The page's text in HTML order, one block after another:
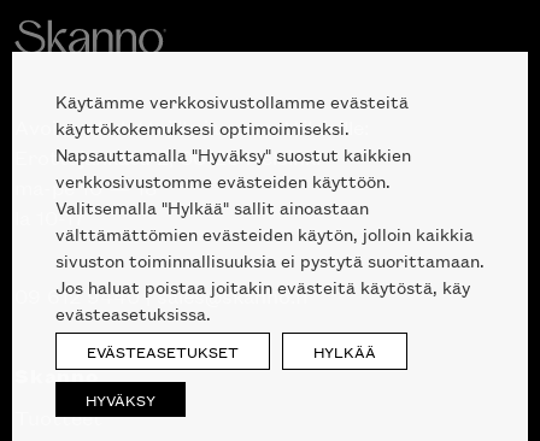
Avoinna kuluttajille ja ammattilaisille:
Erottajankatu 2, 00120 Helsinki
ma-pe 10 — 18
la 10-17
09 612 9440 |sales@skanno.fi
Skanno
Tuotteet
Käytämme verkkosivustollamme evästeitä
käyttökokemuksesi optimoimiseksi.
Napsauttamalla "Hyväksy" suostut kaikkien
verkkosivustomme evästeiden käyttöön.
Valitsemalla "Hylkää" sallit ainoastaan
välttämättömien evästeiden käytön, jolloin kaikkia
sivuston toiminnallisuuksia ei pystytä suorittamaan.
Jos haluat poistaa joitakin evästeitä käytöstä, käy
evästeasetuksissa.
EVÄSTEASETUKSET HYLKÄÄ
HYVÄKSY